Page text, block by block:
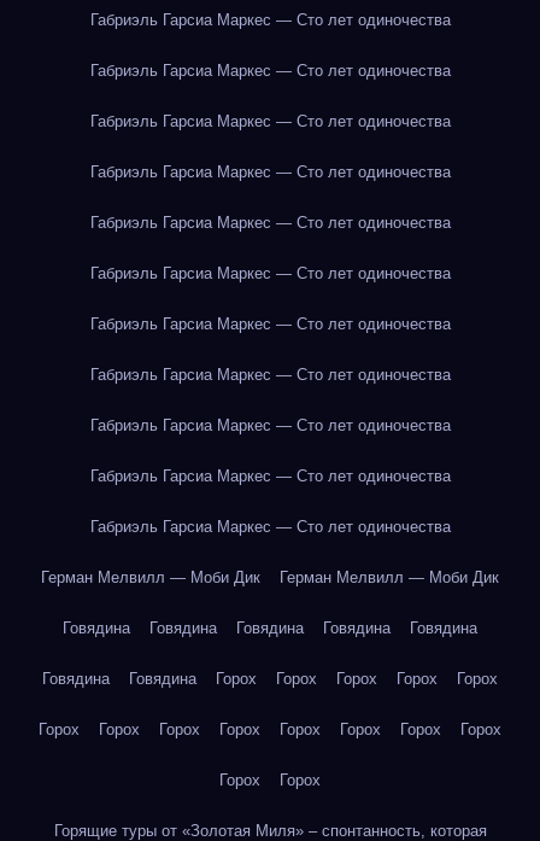
Габриэль Гарсиа Маркес — Сто лет одиночества
Габриэль Гарсиа Маркес — Сто лет одиночества
Габриэль Гарсиа Маркес — Сто лет одиночества
Габриэль Гарсиа Маркес — Сто лет одиночества
Габриэль Гарсиа Маркес — Сто лет одиночества
Габриэль Гарсиа Маркес — Сто лет одиночества
Габриэль Гарсиа Маркес — Сто лет одиночества
Габриэль Гарсиа Маркес — Сто лет одиночества
Габриэль Гарсиа Маркес — Сто лет одиночества
Габриэль Гарсиа Маркес — Сто лет одиночества
Габриэль Гарсиа Маркес — Сто лет одиночества
Герман Мелвилл — Моби Дик Герман Мелвилл — Моби Дик
Говядина Говядина Говядина Говядина Говядина
Говядина Говядина Горох Горох Горох Горох Горох
Горох Горох Горох Горох Горох Горох Горох Горох
Горох Горох
Горящие туры от «Золотая Миля» – спонтанность, которая